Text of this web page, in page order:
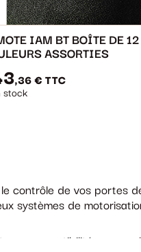
IAM BT BOÎTE DE 12
ASSORTIES
,36 € TTC
stock
contrôle de vos portes
systèmes de
compatibilité avec un